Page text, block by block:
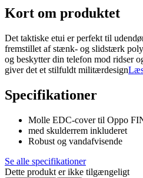
Kort om produktet
Det taktiske etui er perfekt til
fremstillet af stænk- og slidstærk
og beskytter din telefon mod ridser
giver det et stilfuldt militærdesign
Specifikationer
Molle EDC-cover til Oppo
med skulderrem inkluderet
Robust og vandafvisende
Se alle specifikationer
Dette produkt er ikke tilgængeligt